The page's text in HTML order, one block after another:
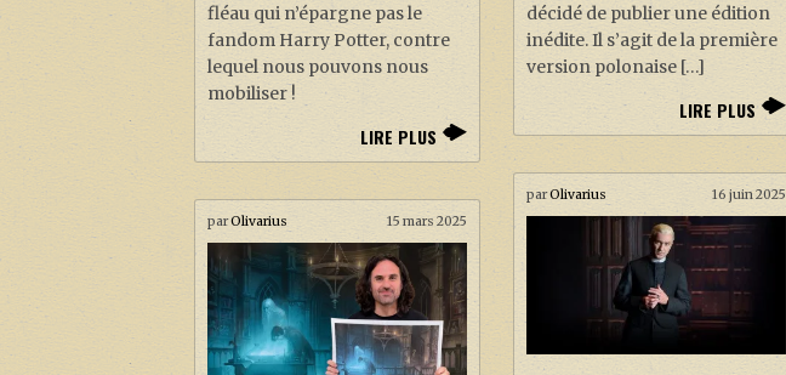
fléau qui n’épargne pas le
fandom Harry Potter, contre
lequel nous pouvons nous
mobiliser !
LIRE PLUS
décidé de publier une édition
inédite. Il s’agit de la première
version polonaise […]
LIRE PLUS
parOlivarius 16 juin 2025
parOlivarius 15 mars 2025